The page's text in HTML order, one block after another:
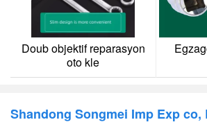
Doub objektif reparasyon
oto kle
Shandong Songmei Imp Exp co,